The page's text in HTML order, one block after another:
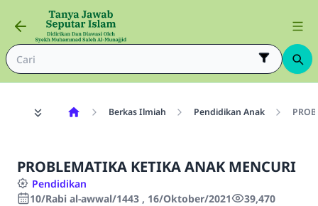
Berkas Ilmiah Pendidikan Anak
PROBLEMATIKA KETIKA ANAK MENCURI
Pendidikan
10/Rabi al-awwal/1443 , 16/Oktober/2021
39,470